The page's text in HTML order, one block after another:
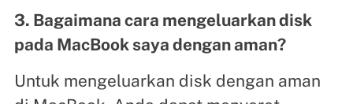
3. Bagaimana cara mengeluarkan disk
pada MacBook saya dengan aman?
Untuk mengeluarkan disk dengan aman